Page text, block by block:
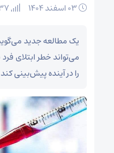
یک مطالعه جدید
می‌تواند خطر ابتلای
را در آینده پیش‌بینی